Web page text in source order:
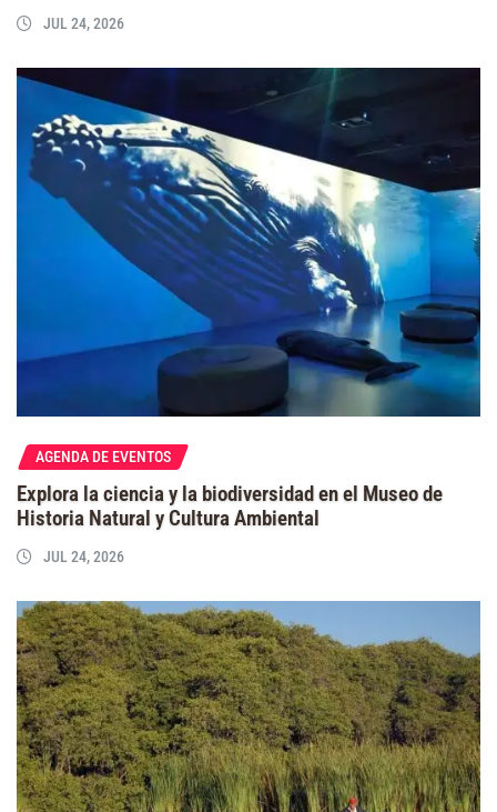
JUL 24, 2026
AGENDA DE EVENTOS
Explora la ciencia y la biodiversidad en el Museo de
Historia Natural y Cultura Ambiental
JUL 24, 2026